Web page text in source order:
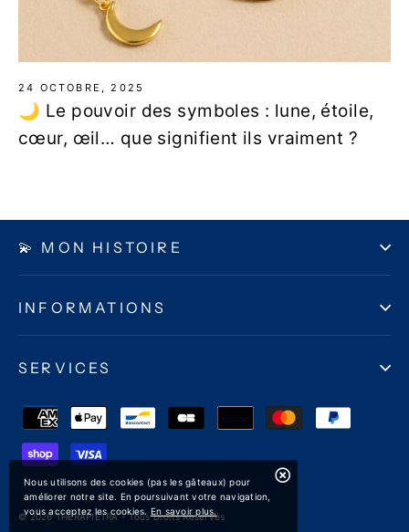
24 OCTOBRE, 2025
🌙 Le pouvoir des symboles : lune, étoile,
cœur, œil… que signifient ils vraiment ?
💫 MON HISTOIRE
INFORMATIONS
SERVICES
© 2026 THERAPIETRA - Tous Droits Réservés
Nous utilisons des cookies (pas les gâteaux) pour
améliorer notre site. En poursuivant votre navigation,
vous acceptez les cookies. En savoir plus.